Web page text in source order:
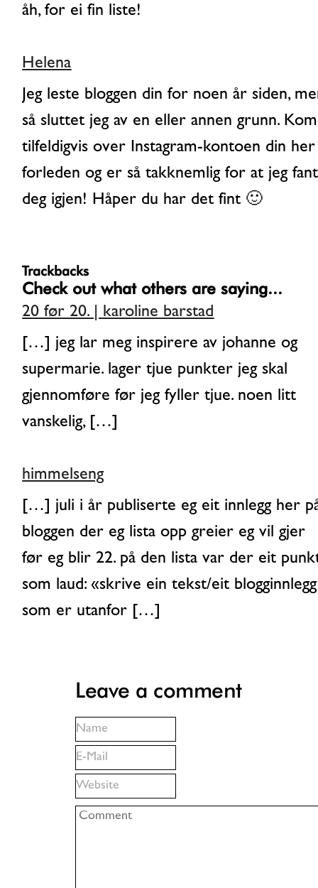
åh, for ei fin liste!
Helena
så sluttet jeg av en eller annen grunn. Kom
tilfeldigvis over Instagram-kontoen din her
forleden og er så takknemlig for at jeg fant
deg igjen! Håper du har det fint 🙂
Trackbacks
Check out what others are saying...
20 før 20. | karoline barstad
[…] jeg lar meg inspirere av johanne og
supermarie. lager tjue punkter jeg skal
gjennomføre før jeg fyller tjue. noen litt
vanskelig, […]
himmelseng
[…] juli i år publiserte eg eit innlegg her
bloggen der eg lista opp greier eg vil gjer
før eg blir 22. på den lista var der eit
som laud: «skrive ein tekst/eit blogginnlegg
som er utanfor […]
Leave a comment